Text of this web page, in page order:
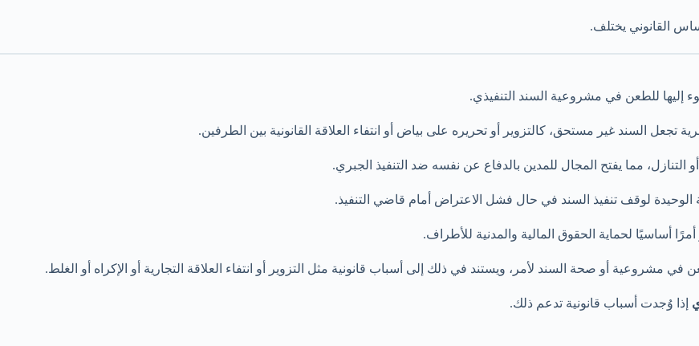
القانوني يختلف.
إليها للطعن في مشروعية السند التنفيذي.
تجعل السند غير مستحق، كالتزوير أو تحريره على بياض أو انتفاء العلاقة القانونية بين الطرفين.
التنازل، مما يفتح المجال للمدين بالدفاع عن نفسه ضد التنفيذ الجبري.
الوحيدة لوقف تنفيذ السند في حال فشل الاعتراض أمام قاضي التنفيذ.
أمرًا أساسيًا لحماية الحقوق المالية والمدنية للأطراف.
أو صحة السند لأمر، ويستند في ذلك إلى أسباب قانونية مثل التزوير أو انتفاء العلاقة التجارية أو الإكراه أو الغلط.
إذا وُجدت أسباب قانونية تدعم ذلك.